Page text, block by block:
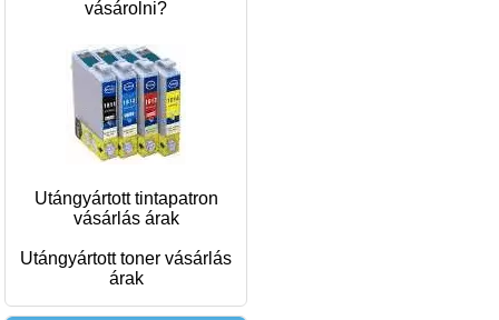
vásárolni?
Utángyártott tintapatron
vásárlás árak
Utángyártott toner vásárlás
árak